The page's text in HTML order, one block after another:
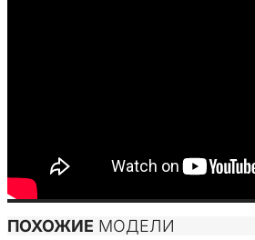
ПОХОЖИЕ МОДЕЛИ